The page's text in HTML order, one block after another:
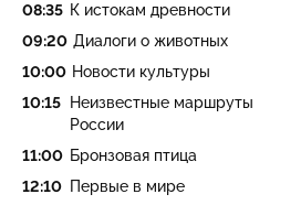
08:35 К истокам древности
09:20 Диалоги о животных
10:00 Новости культуры
10:15
Неизвестные маршруты
России
11:00 Бронзовая птица
12:10 Первые в мире